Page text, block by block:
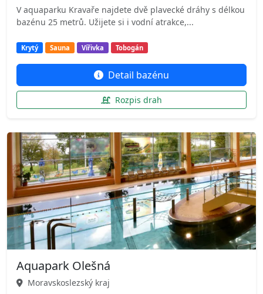
V aquaparku Kravaře najdete dvě plavecké dráhy s délkou
bazénu 25 metrů. Užijete si i vodní atrakce,...
Krytý Sauna Vířivka Tobogán
Detail bazénu
Rozpis drah
Aquapark Olešná
Moravskoslezský kraj